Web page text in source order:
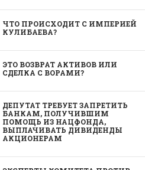
ЧТО ПРОИСХОДИТ С ИМПЕРИЕЙ
КУЛИБАЕВА?
ЭТО ВОЗВРАТ АКТИВОВ ИЛИ
СДЕЛКА С ВОРАМИ?
ДЕПУТАТ ТРЕБУЕТ ЗАПРЕТИТЬ
БАНКАМ, ПОЛУЧИВШИМ
ПОМОЩЬ ИЗ НАЦФОНДА,
ВЫПЛАЧИВАТЬ ДИВИДЕНДЫ
АКЦИОНЕРАМ